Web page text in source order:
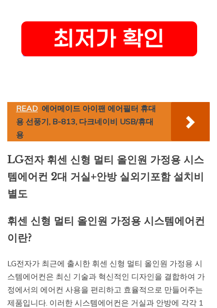
READ 에어메이드 아이팬 에어필터 휴대
용 선풍기, B-813, 다크네이비 USB/휴대
용
LG전자 휘센 신형 멀티 올인원 가정용 시스
템에어컨 2대 거실+안방 실외기포함 설치비
별도
휘센 신형 멀티 올인원 가정용 시스템에어컨
이란?
LG전자가 최근에 출시한 휘센 신형 멀티 올인원 가정용 시
스템에어컨은 최신 기술과 혁신적인 디자인을 결합하여 가
정에서의 에어컨 사용을 편리하고 효율적으로 만들어주는
제품입니다. 이러한 시스템에어컨은 거실과 안방에 각각 1